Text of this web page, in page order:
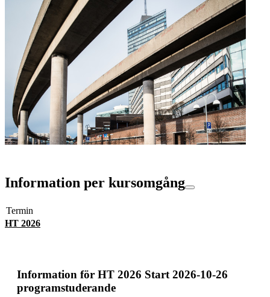
Information per kursomgång
Termin
HT 2026
Information för HT 2026 Start 2026-10-26
programstuderande